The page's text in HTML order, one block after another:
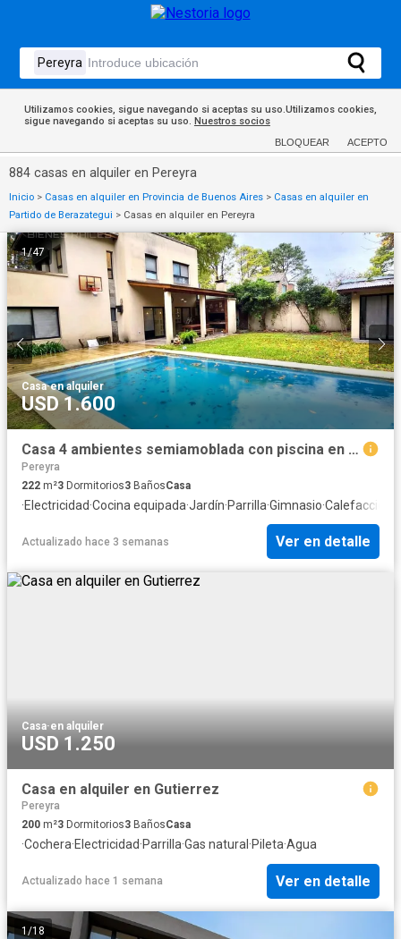
Utilizamos cookies, sigue navegando si aceptas su uso.Utilizamos cookies,
sigue navegando si aceptas su uso. Nuestros socios
BLOQUEAR ACEPTO
884 casas en alquiler en Pereyra
Inicio > Casas en alquiler en Provincia de Buenos Aires > Casas en alquiler en
Partido de Berazategui > Casas en alquiler en Pereyra
1/47
Casa·en alquiler
USD 1.600
Casa 4 ambientes semiamoblada con piscina en alquiler - Barrio Estancia San Juan Pereyra de Iraola
Pereyra
222 m²3 Dormitorios3 BañosCasa
·Electricidad·Cocina equipada·Jardín·Parrilla·Gimnasio·Calefacción
Actualizado hace 3 semanas Ver en detalle
Casa·en alquiler
USD 1.250
Casa en alquiler en Gutierrez
Pereyra
200 m²3 Dormitorios3 BañosCasa
·Cochera·Electricidad·Parrilla·Gas natural ·Pileta·Agua
Actualizado hace 1 semana Ver en detalle
1 /18